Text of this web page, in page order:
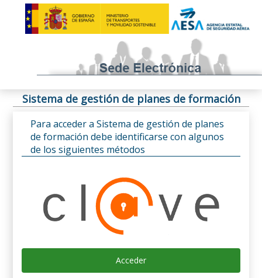
Sistema de gestión de planes de formación
Para acceder a Sistema de gestión de planes
de formación debe identificarse con algunos
de los siguientes métodos
Acceder